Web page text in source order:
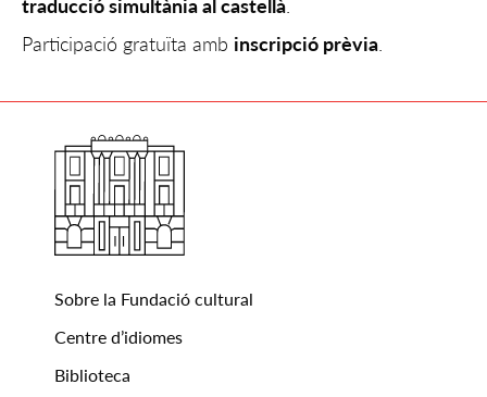
traducció simultània al castellà
Participació gratuïta amb inscripció prèvia
Sobre la Fundació cultural
Centre d’idiomes
Biblioteca